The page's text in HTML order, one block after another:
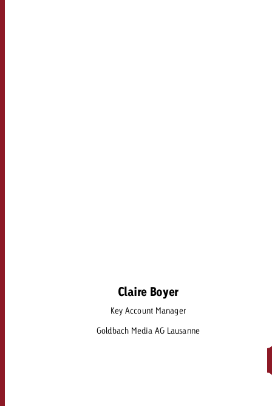
Claire Boyer
Key Account Manager
Goldbach Media AG Lausanne
Claire Boyer
claire.boyer@goldbach.com